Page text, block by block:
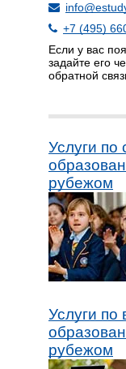
+7 (495)
Если у вас
задайте его
обратной
Услуги по
рубежом
Услуги
рубежом